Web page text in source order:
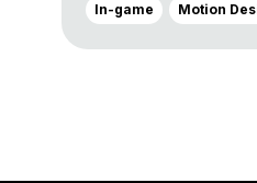
In-game Motion